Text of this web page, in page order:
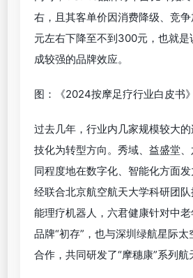
右，且其客单价因消费降级、竞
元左右下降至不到300元，也就是
成较强的品牌效应。
图：《2024按摩足疗行业白皮书》
过去几年，行业内几家规模较大
技化为转型方向。秀域、益盛堂
同程度地在数字化、智能化方面
经联合北京航空航天大学科研团
能理疗机器人，六君健康针对中
品牌“初存”，也与深圳绿航星际
合作，共同研发了“摩穗康”系列航